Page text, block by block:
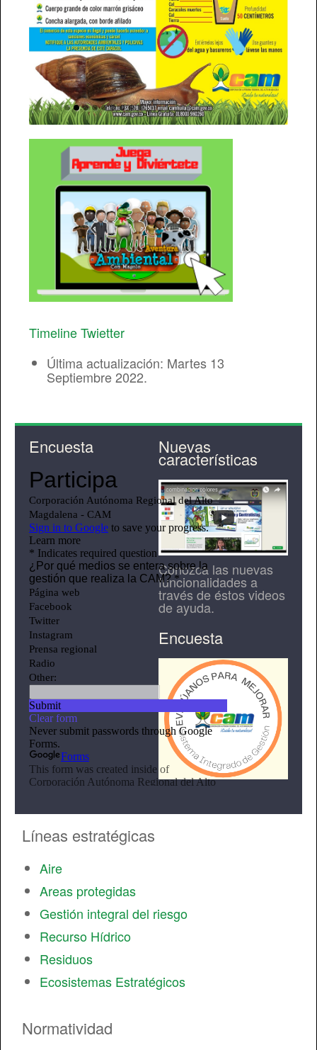
Timeline Twietter
Última actualización: Martes 13
Septiembre 2022.
Encuesta Nuevas
características
Conozca las nuevas
funcionalidades a
través de éstos videos
de ayuda.
Encuesta
Líneas estratégicas
Aire
Areas protegidas
Gestión integral del riesgo
Recurso Hídrico
Residuos
Ecosistemas Estratégicos
Normatividad